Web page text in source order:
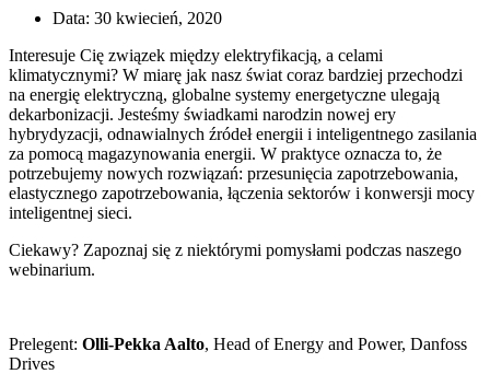
Data: 30 kwiecień, 2020
Interesuje Cię związek między elektryfikacją, a celami
klimatycznymi? W miarę jak nasz świat coraz bardziej przechodzi
na energię elektryczną, globalne systemy energetyczne ulegają
dekarbonizacji. Jesteśmy świadkami narodzin nowej ery
hybrydyzacji, odnawialnych źródeł energii i inteligentnego zasilania
za pomocą magazynowania energii. W praktyce oznacza to, że
potrzebujemy nowych rozwiązań: przesunięcia zapotrzebowania,
elastycznego zapotrzebowania, łączenia sektorów i konwersji mocy
inteligentnej sieci.
Ciekawy? Zapoznaj się z niektórymi pomysłami podczas naszego
webinarium.
Prelegent: Olli-Pekka Aalto, Head of Energy and Power, Danfoss
Drives